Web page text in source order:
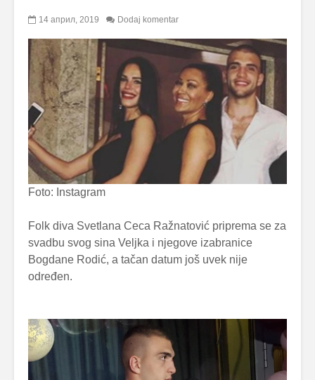
14 април, 2019 Dodaj komentar
Foto: Instagram
Folk diva Svetlana Ceca Ražnatović priprema se za
svadbu svog sina Veljka i njegove izabranice
Bogdane Rodić, a tačan datum još uvek nije
određen.